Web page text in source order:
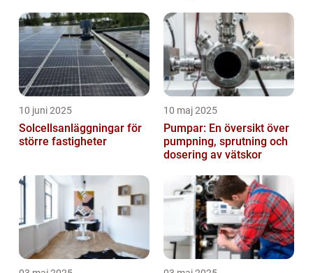
10 juni 2025
Solcellsanläggningar för
större fastigheter
10 maj 2025
Pumpar: En översikt över
pumpning, sprutning och
dosering av vätskor